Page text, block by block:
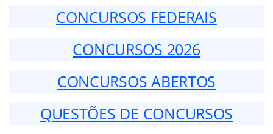
CONCURSOS FEDERAIS
CONCURSOS 2026
CONCURSOS ABERTOS
QUESTÕES DE CONCURSOS